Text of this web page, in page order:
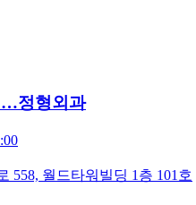
…정형외과
558, 월드타워빌딩 1층 101호